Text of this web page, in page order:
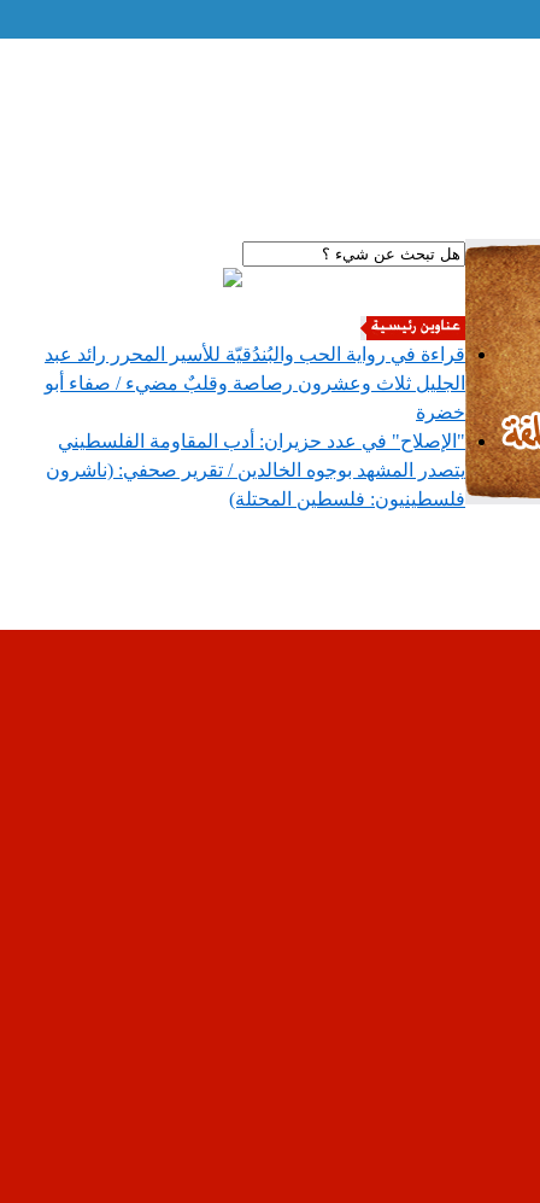
قراءة في رواية الحب والبُندُقيّة للأسير المحرر رائد عبد
الجليل ثلاث وعشرون رصاصة وقلبٌ مضيء / صفاء أبو
خضرة
"الإصلاح" في عدد حزيران: أدب المقاومة الفلسطيني
يتصدر المشهد بوجوه الخالدين / تقرير صحفي: (ناشرون
فلسطينيون: فلسطين المحتلة)